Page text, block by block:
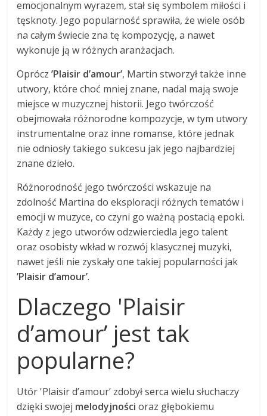
emocjonalnym wyrazem, stał się symbolem miłości i
tęsknoty. Jego popularność sprawiła, że wiele osób
na całym świecie zna tę kompozycję, a nawet
wykonuje ją w różnych aranżacjach.
Oprócz’Plaisir d’amour’, Martin stworzył także inne
utwory, które choć mniej znane, nadal mają swoje
miejsce w muzycznej historii. Jego twórczość
obejmowała różnorodne kompozycje, w tym utwory
instrumentalne oraz inne romanse, które jednak
nie odniosły takiego sukcesu jak jego najbardziej
znane dzieło.
Różnorodność jego twórczości wskazuje na
zdolność Martina do eksploracji różnych tematów i
emocji w muzyce, co czyni go ważną postacią epoki.
Każdy z jego utworów odzwierciedla jego talent
oraz osobisty wkład w rozwój klasycznej muzyki,
nawet jeśli nie zyskały one takiej popularności jak
’Plaisir d’amour’.
Dlaczego 'Plaisir
d’amour’ jest tak
popularne?
Utór 'Plaisir d’amour’ zdobył serca wielu słuchaczy
dzięki swojej melodyjności oraz głębokiemu